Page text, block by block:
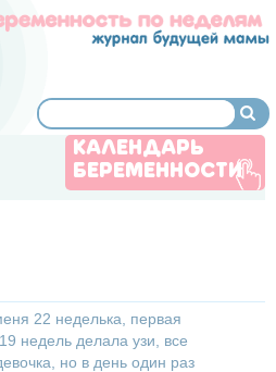
КАЛЕНДАРЬ
БЕРЕМЕННОСТИ
22 неделька, первая
недель делала узи, все
но в день один раз